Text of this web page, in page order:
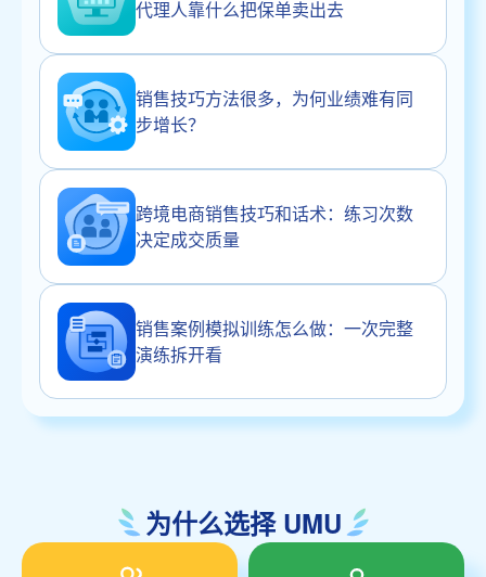
代理人靠什么把保单卖出去
销售技巧方法很多，为何业绩难有同
步增长？
跨境电商销售技巧和话术：练习次数
决定成交质量
销售案例模拟训练怎么做：一次完整
演练拆开看
为什么选择 UMU